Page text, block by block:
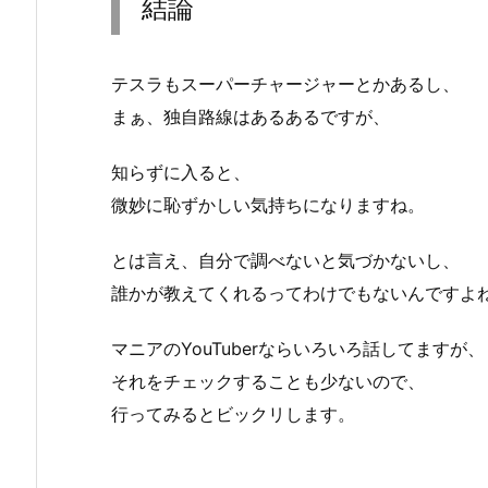
結論
テスラもスーパーチャージャーとかあるし、
まぁ、独自路線はあるあるですが、
知らずに入ると、
微妙に恥ずかしい気持ちになりますね。
とは言え、自分で調べないと気づかないし、
誰かが教えてくれるってわけでもないんですよ
マニアのYouTuberならいろいろ話してますが、
それをチェックすることも少ないので、
行ってみるとビックリします。